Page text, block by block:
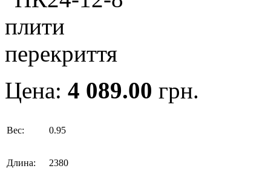
Цена: 4 089.00 грн.
Вес: 0.95
Длина: 2380